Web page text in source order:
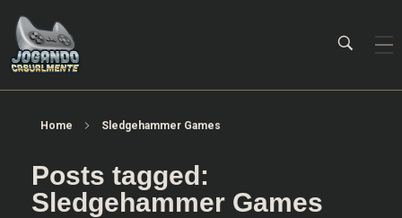
Home Sledgehammer Games
Posts tagged:
Sledgehammer Games